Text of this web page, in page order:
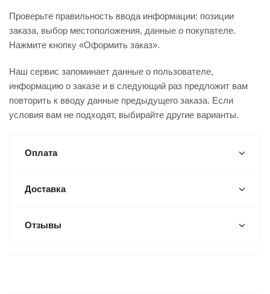
Проверьте правильность ввода информации: позиции
заказа, выбор местоположения, данные о покупателе.
Нажмите кнопку «Оформить заказ».
Наш сервис запоминает данные о пользователе,
информацию о заказе и в следующий раз предложит вам
повторить к вводу данные предыдущего заказа. Если
условия вам не подходят, выбирайте другие варианты.
Оплата
Доставка
Отзывы